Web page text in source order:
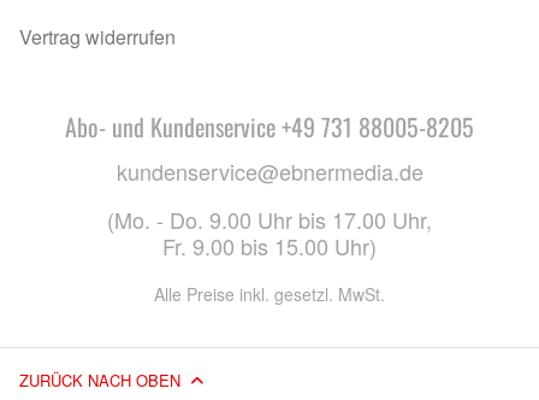
Vertrag widerrufen
Abo- und Kundenservice +49 731 88005-8205
kundenservice@ebnermedia.de
(Mo. - Do. 9.00 Uhr bis 17.00 Uhr,
Fr. 9.00 bis 15.00 Uhr)
Alle Preise inkl. gesetzl. MwSt.
ZURÜCK NACH OBEN